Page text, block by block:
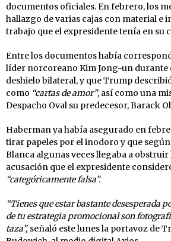
documentos oficiales. En febrero, los
hallazgo de varias cajas con material e
trabajo que el expresidente tenía en su
Entre los documentos había
líder norcoreano Kim Jong-un durante
deshielo bilateral, y que Trump
como “cartas de amor”, así como una
Despacho Oval su predecesor, Barack
Haberman ya había asegurado en
tirar papeles por el inodoro y que según
Blanca algunas veces llegaba a
acusación que el expresidente
“categóricamente falsa”.
“Tienes que estar bastante desesperada
de tu estrategia promocional son
taza”, señaló este lunes la portavoz de